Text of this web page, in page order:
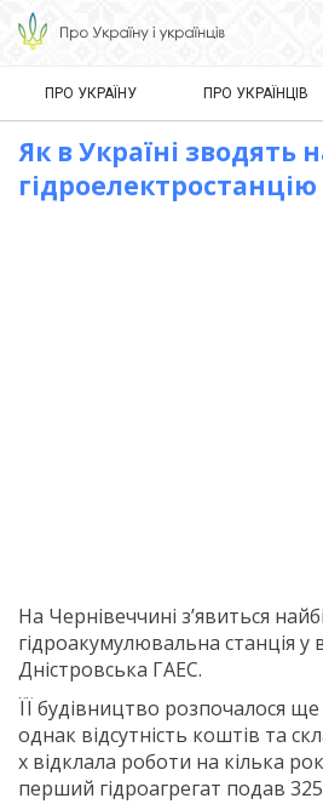
ПРО УКРАЇНУ ПРО УКРАЇНЦІВ
Як в Україні зводять
гідроелектростанцію
На Чернівеччині з’явиться
гідроакумулювальна станція у
Дністровська ГАЕС.
ЇЇ будівництво розпочалося
однак відсутність коштів та
х відклала роботи на кілька
перший гідроагрегат подав